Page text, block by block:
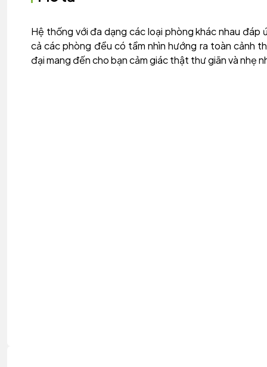
Hệ thống với đa dạng các loại phòng khác nhau đáp
cả các phòng đều có tầm nhìn hướng ra toàn cảnh
đại mang đến cho bạn cảm giác thật thư giãn và nhẹ